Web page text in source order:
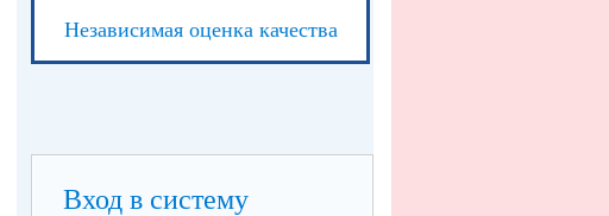
Независимая оценка качества
Вход в систему